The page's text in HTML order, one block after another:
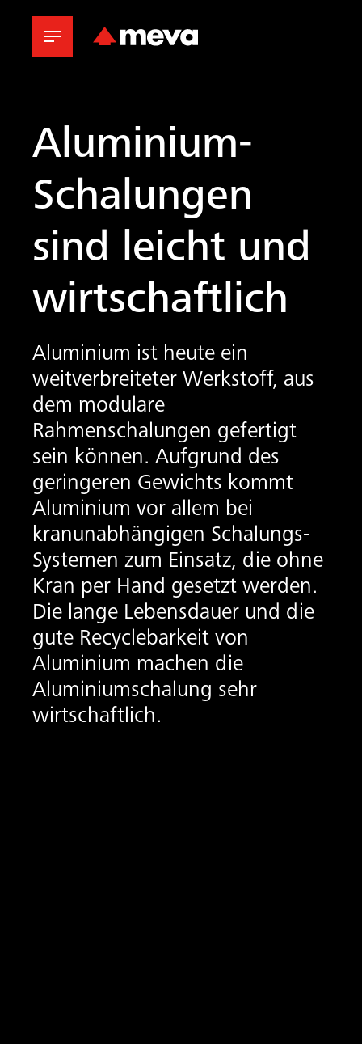
Aluminium-
Schalungen
sind leicht und
wirtschaftlich
Aluminium ist heute ein
weitverbreiteter Werkstoff, aus
dem modulare
Rahmenschalungen gefertigt
sein können. Aufgrund des
geringeren Gewichts kommt
Aluminium vor allem bei
kranunabhängigen Schalungs-
Systemen zum Einsatz, die ohne
Kran per Hand gesetzt werden.
Die lange Lebensdauer und die
gute Recyclebarkeit von
Aluminium machen die
Aluminiumschalung sehr
wirtschaftlich.